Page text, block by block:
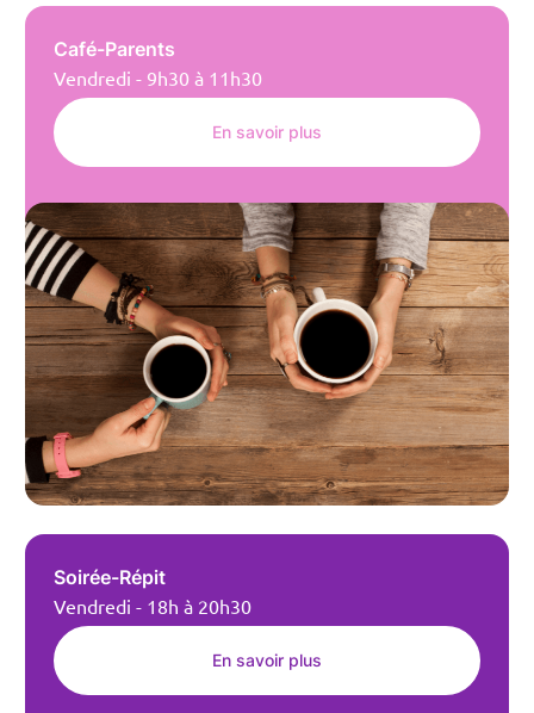
Café-Parents
Vendredi - 9h30 à 11h30
En savoir plus
Soirée-Répit
Vendredi - 18h à 20h30
En savoir plus